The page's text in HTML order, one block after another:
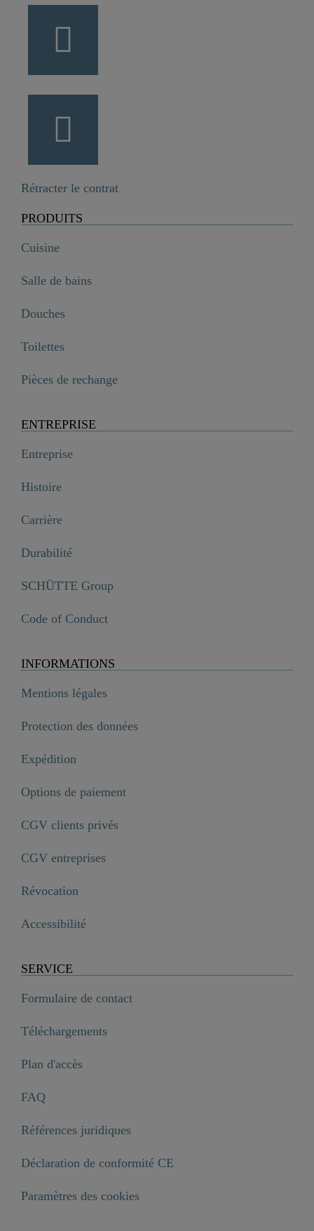
199,99 €
Rétracter le contrat
PRODUITS
Cuisine
Salle de bains
Douches
Toilettes
Pièces de rechange
ENTREPRISE
Entreprise
Histoire
Carrière
Durabilité
SCHÜTTE Group
Code of Conduct
INFORMATIONS
Mentions légales
Protection des données
Expédition
Options de paiement
CGV clients privés
CGV entreprises
Révocation
Accessibilité
SERVICE
Formulaire de contact
Téléchargements
Plan d'accès
FAQ
Références juridiques
Déclaration de conformité CE
Paramètres des cookies